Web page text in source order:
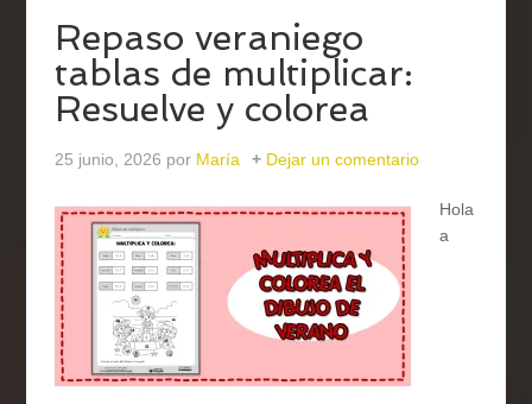
Repaso veraniego
tablas de multiplicar:
Resuelve y colorea
25 junio, 2026 por María Dejar un comentario
Hola
a